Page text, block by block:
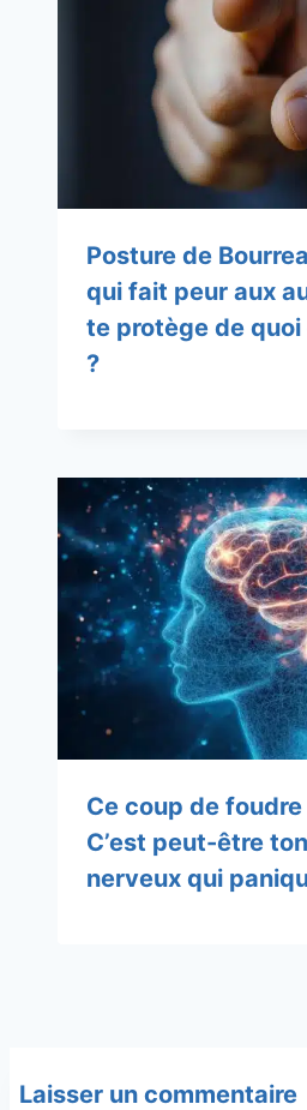
Posture de
qui fait peur aux
te protège de
?
Ce coup de
C’est peut-être
nerveux qui
Laisser un commentaire